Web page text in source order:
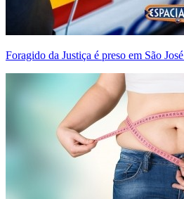
Foragido da Justiça é preso em São